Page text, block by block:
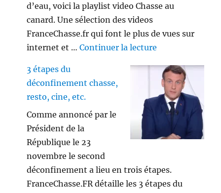
d’eau, voici la playlist video Chasse au
canard. Une sélection des videos
FranceChasse.fr qui font le plus de vues sur
internet et …Continuer la lecture
3 étapes du
déconfinement chasse,
resto, cine, etc.
Comme annoncé par le
Président de la
République le 23
novembre le second
déconfinement a lieu en trois étapes.
FranceChasse.FR détaille les 3 étapes du